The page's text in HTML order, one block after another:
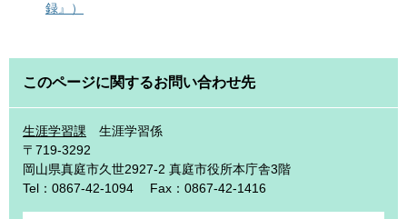
録』）
このページに関するお問い合わせ先
生涯学習課
生涯学習係
〒719-3292
岡山県真庭市久世2927-2 真庭市役所本庁舎3階
Tel：0867-42-1094
Fax：0867-42-1416